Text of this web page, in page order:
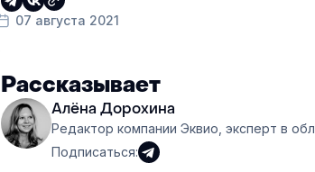
07 августа 2021
Рассказывает
Алёна Дорохина
Редактор компании Эквио, эксперт в
Подписаться: